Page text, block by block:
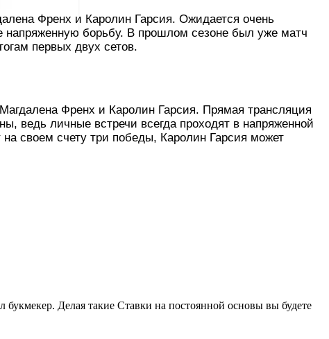
Френх и Каролин Гарсия. Ожидается очень
напряженную борьбу. В прошлом сезоне был уже матч
первых двух сетов.
Френх и Каролин Гарсия. Прямая трансляция
ведь личные встречи всегда проходят в напряженной
своем счету три победы, Каролин Гарсия может
В предыдущем матче не только были проиграны
удалось переломить ход поединка и добиться
пик формы. Тем не менее, на прошлом Челленджере
Делая такие Ставки на постоянной основы вы будете